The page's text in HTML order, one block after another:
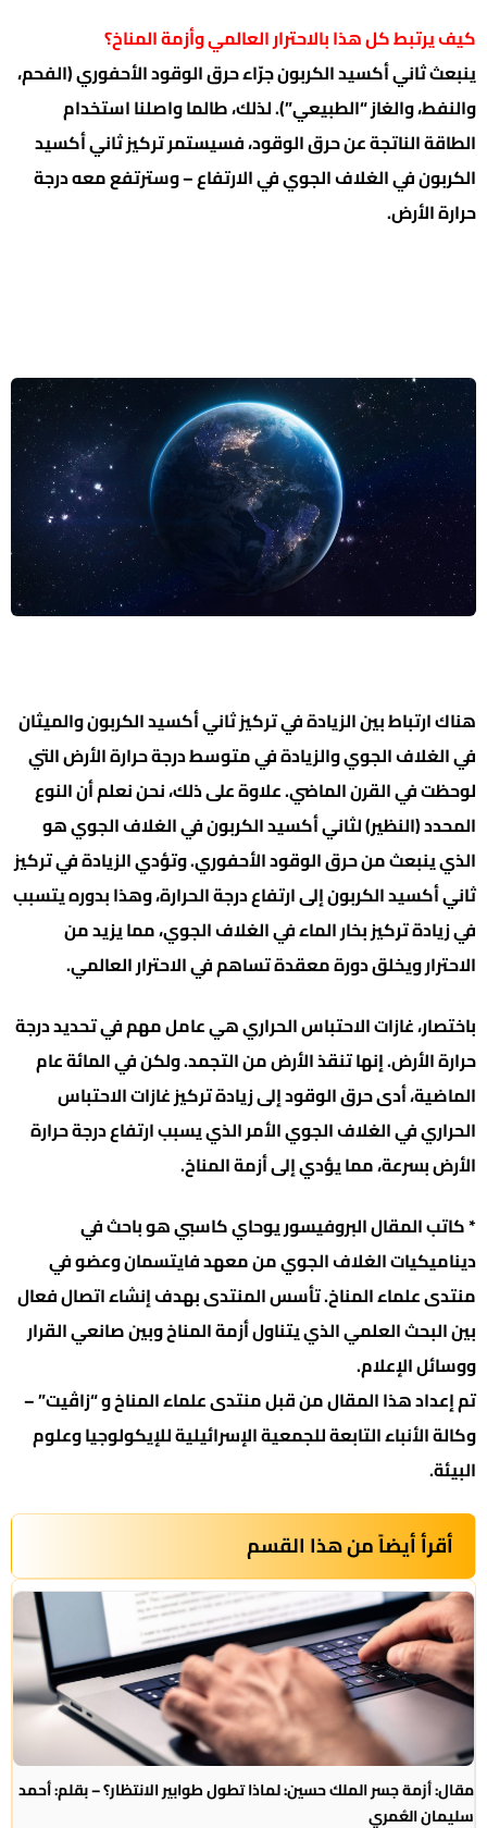
كيف يرتبط كل هذا بالاحترار العالمي وأزمة المناخ؟
ينبعث ثاني أكسيد الكربون جرّاء حرق الوقود الأحفوري (الفحم،
والنفط، والغاز “الطبيعي”). لذلك، طالما واصلنا استخدام
الطاقة الناتجة عن حرق الوقود، فسيستمر تركيز ثاني أكسيد
الكربون في الغلاف الجوي في الارتفاع – وسترتفع معه درجة
حرارة الأرض.
هناك ارتباط بين الزيادة في تركيز ثاني أكسيد الكربون والميثان
في الغلاف الجوي والزيادة في متوسط درجة حرارة الأرض التي
لوحظت في القرن الماضي. علاوة على ذلك، نحن نعلم أن النوع
المحدد (النظير) لثاني أكسيد الكربون في الغلاف الجوي هو
الذي ينبعث من حرق الوقود الأحفوري. وتؤدي الزيادة في تركيز
ثاني أكسيد الكربون إلى ارتفاع درجة الحرارة، وهذا بدوره يتسبب
في زيادة تركيز بخار الماء في الغلاف الجوي، مما يزيد من
الاحترار ويخلق دورة معقدة تساهم في الاحترار العالمي.
باختصار، غازات الاحتباس الحراري هي عامل مهم في تحديد درجة
حرارة الأرض. إنها تنقذ الأرض من التجمد. ولكن في المائة عام
الماضية، أدى حرق الوقود إلى زيادة تركيز غازات الاحتباس
الحراري في الغلاف الجوي الأمر الذي يسبب ارتفاع درجة حرارة
الأرض بسرعة، مما يؤدي إلى أزمة المناخ.
* كاتب المقال البروفيسور يوحاي كاسبي هو باحث في
ديناميكيات الغلاف الجوي من معهد فايتسمان وعضو في
منتدى علماء المناخ. تأسس المنتدى بهدف إنشاء اتصال فعال
بين البحث العلمي الذي يتناول أزمة المناخ وبين صانعي القرار
ووسائل الإعلام.
تم إعداد هذا المقال من قبل منتدى علماء المناخ و “زاڤيت” –
وكالة الأنباء التابعة للجمعية الإسرائيلية للإيكولوجيا وعلوم
البيئة.
أقرأ أيضاً من هذا القسم
مقال: أزمة جسر الملك حسين: لماذا تطول طوابير الانتظار؟ – بقلم: أحمد
سليمان العُمري